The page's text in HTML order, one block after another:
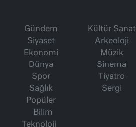
Gündem
Siyaset
Ekonomi
Dünya
Spor
Sağlık
Popüler
Bilim
Teknoloji
Kültür Sanat
Arkeoloji
Müzik
Sinema
Tiyatro
Sergi